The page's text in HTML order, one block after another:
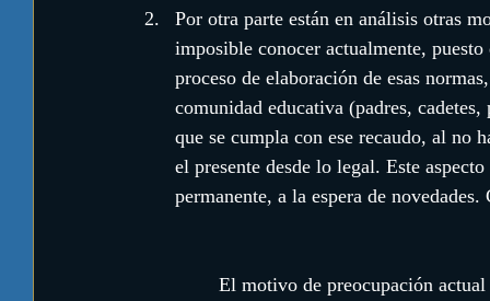
Por otra parte están en análisis otras
imposible conocer actualmente,
proceso de elaboración de esas
comunidad educativa (padres,
que se cumpla con ese recaudo, al no
el presente desde lo legal. Este
permanente, a la espera de